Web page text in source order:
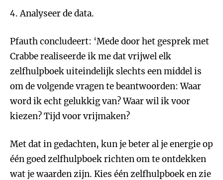
4. Analyseer de data.
Pfauth concludeert: ‘Mede door het gesprek met
Crabbe realiseerde ik me dat vrijwel elk
zelfhulpboek uiteindelijk slechts een middel is
om de volgende vragen te beantwoorden: Waar
word ik echt gelukkig van? Waar wil ik voor
kiezen? Tijd voor vrijmaken?
Met dat in gedachten, kun je beter al je energie op
één goed zelfhulpboek richten om te ontdekken
wat je waarden zijn. Kies één zelfhulpboek en zie